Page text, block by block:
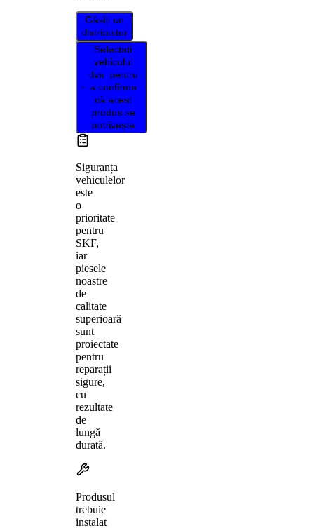
Găsiți un
distribuitor
Selectați
vehiculul
dvs. pentru
a confirma
că acest
produs se
potrivește
Siguranța
vehiculelor
este
o
prioritate
pentru
SKF,
iar
piesele
noastre
de
calitate
superioară
sunt
proiectate
pentru
reparații
sigure,
cu
rezultate
de
lungă
durată.
Produsul
trebuie
instalat